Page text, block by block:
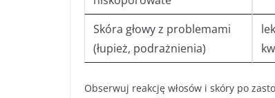
Skóra głowy z problemami
(łupież, podrażnienia)
Obserwuj reakcję włosów i skóry po